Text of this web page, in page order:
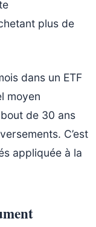
plus de
dans un ETF
moyen
de 30 ans
C’est
appliquée à la